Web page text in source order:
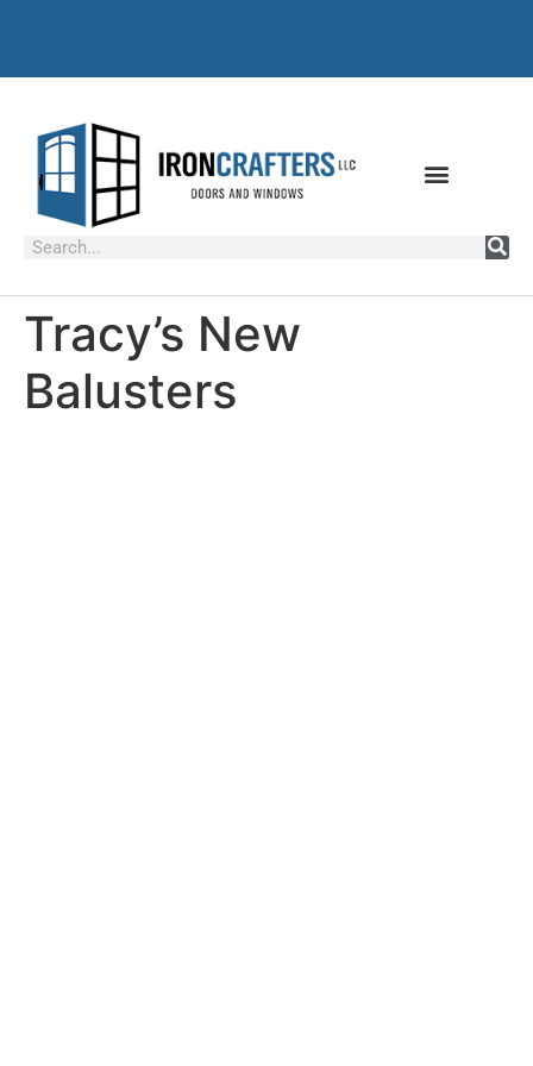
Tracy’s New
Balusters